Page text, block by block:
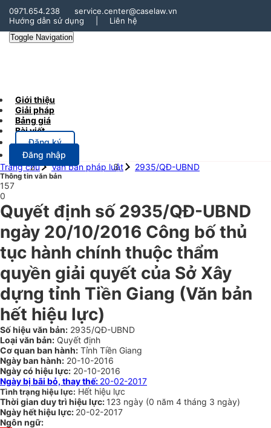
0971.654.238
service.center@caselaw.vn
Hướng dẫn sử dụng
Liên hệ
Toggle Navigation
Giới thiệu
Giải pháp
Bảng giá
Bài viết
Đăng ký
Đăng nhập
Trang chủ
Văn bản pháp luật 2935/QĐ-UBND
Thông tin văn bản
157
0
Quyết định số 2935/QĐ-UBND
ngày 20/10/2016 Công bố thủ
tục hành chính thuộc thẩm
quyền giải quyết của Sở Xây
dựng tỉnh Tiền Giang (Văn bản
hết hiệu lực)
Số hiệu văn bản: 2935/QĐ-UBND
Loại văn bản: Quyết định
Cơ quan ban hành: Tỉnh Tiền Giang
Ngày ban hành: 20-10-2016
Ngày có hiệu lực: 20-10-2016
Ngày bị bãi bỏ, thay thế: 20-02-2017
Tình trạng hiệu lực: Hết hiệu lực
Thời gian duy trì hiệu lực: 123 ngày (0 năm 4 tháng 3 ngày)
Ngày hết hiệu lực: 20-02-2017
Ngôn ngữ: